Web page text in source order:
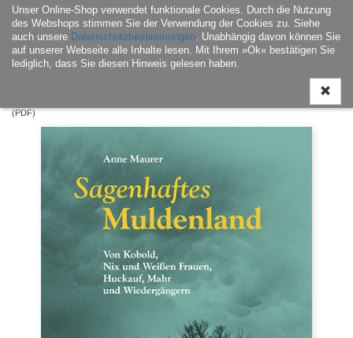
Unser Online-Shop verwendet funktionale Cookies. Durch die Nutzung
des Webshops stimmen Sie der Verwendung der Cookies zu. Siehe
auch unsere Datenschutzbestimmungen. Unabhängig davon können Sie
auf unserer Webseite alle Inhalte lesen. Mit Ihrem »Ok« bestätigen Sie
lediglich, dass Sie diesen Hinweis gelesen haben.
ein-/
(PDF)